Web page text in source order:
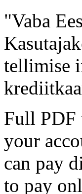
"Vaba
tellimise
Full PDF
your
can pay
to pay